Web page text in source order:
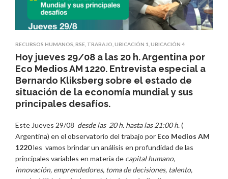
RECURSOS HUMANOS RSE TRABAJO UBICACIÓN 1 UBICACIÓN 4
Hoy jueves 29/08 a las 20 h. Argentina por
Eco Medios AM 1220. Entrevista especial a
Bernardo Kliksberg sobre el estado de
situación de la economía mundial y sus
principales desafíos.
Este Jueves 29/08 desde las 20 h. hasta las 21:00 h. (
Argentina) en el observatorio del trabajo por Eco Medios AM
1220les vamos brindar un análisis en profundidad de las
principales variables en materia de capital humano,
innovación, emprendedores, toma de decisiones, talento,